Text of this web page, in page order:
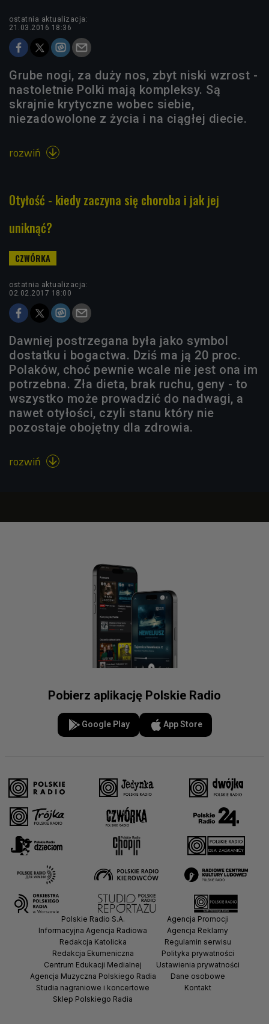
ostatnia aktualizacja:
21.03.2016 18:36
Grube nogi, za duży nos, zbyt niski wzrost -
nastoletnie Polki mają kompleksy. Są
skrajnie krytyczne wobec siebie,
niezadowolone z życia i na ciągłej diecie.
rozwiń 
Otyłość - kiedy zaczyna się choroba i jak jej
uniknąć?
ostatnia aktualizacja:
02.02.2017 18:00
Dawniej postrzegana była jako symbol
dostatku i bogactwa. Dziś ma ją 20 proc.
Polaków, choć pewnie wcale nie jest ona im
potrzebna. Zła dieta, brak ruchu, geny - to
wszystko może prowadzić do nadwagi, a
nawet otyłości, czyli stanu który nie
pozostaje obojętny dla zdrowia.
rozwiń 
Pobierz aplikację Polskie Radio
Google Play App Store
Polskie Radio S.A.
Informacyjna Agencja Radiowa
Redakcja Katolicka
Redakcja Ekumeniczna
Centrum Edukacji Medialnej
Agencja Muzyczna Polskiego Radia
Studia nagraniowe i koncertowe
Sklep Polskiego Radia
Agencja Promocji
Agencja Reklamy
Regulamin serwisu
Polityka prywatności
Ustawienia prywatności
Dane osobowe
Kontakt